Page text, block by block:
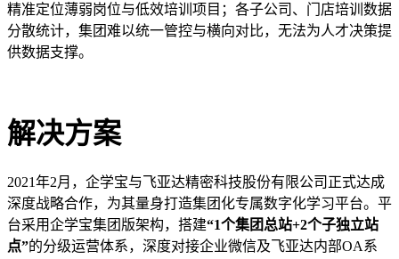
精准定位薄弱岗位与低效培训项目；各子公司、门店培训数据
分散统计，集团难以统一管控与横向对比，无法为人才决策提
供数据支撑。
解决方案
2021年2月，企学宝与飞亚达精密科技股份有限公司正式达成
深度战略合作，为其量身打造集团化专属数字化学习平台。平
台采用企学宝集团版架构，搭建“1个集团总站+2个子独立站
点”的分级运营体系，深度对接企业微信及飞亚达内部OA系